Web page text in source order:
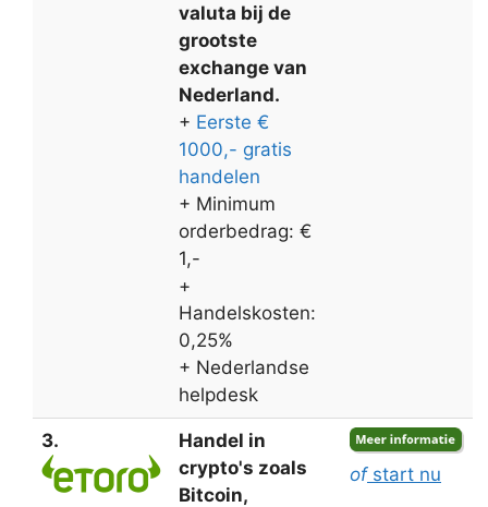
valuta bij de
grootste
exchange van
Nederland.
+ Eerste €
1000,- gratis
handelen
+ Minimum
orderbedrag: €
1,-
+
Handelskosten:
0,25%
+ Nederlandse
helpdesk
3.
Handel in
crypto's zoals
Bitcoin,
ofstart nu